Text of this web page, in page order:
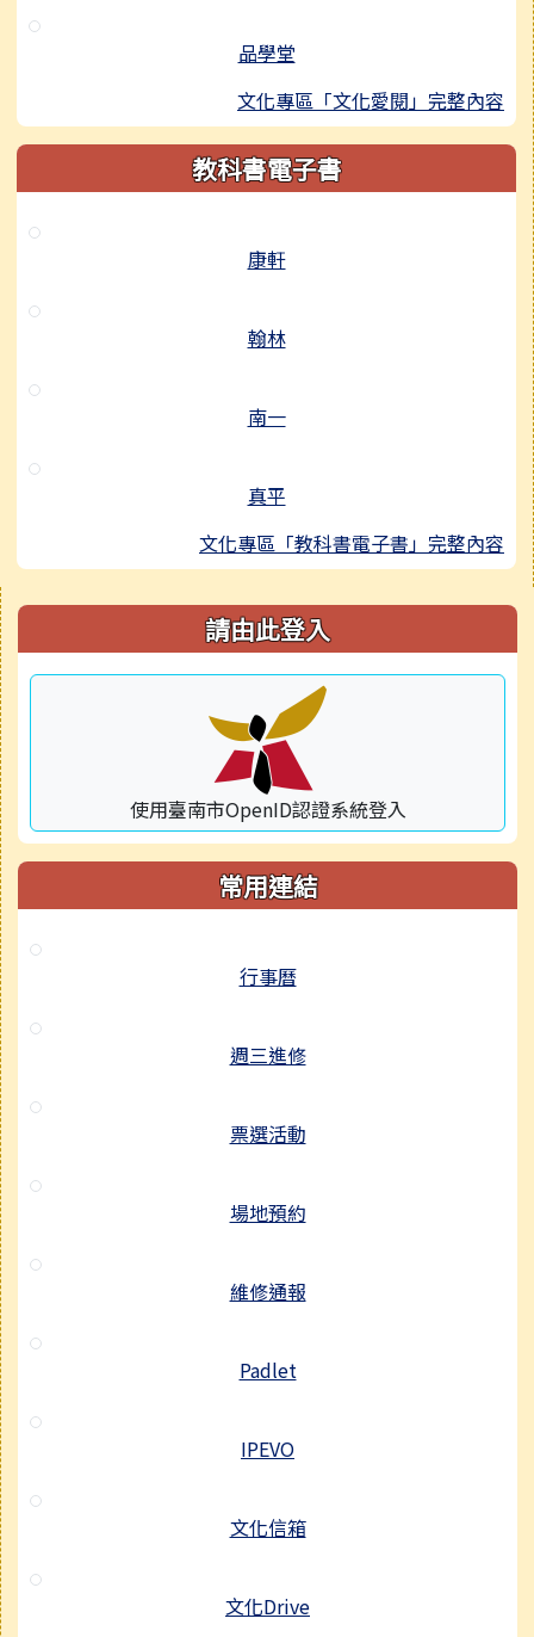
品學堂
文化專區「文化愛閱」完整內容
教科書電子書
康軒
翰林
南一
真平
文化專區「教科書電子書」完整內容
右邊區域內容 請由此登入
使用臺南市OpenID認證系統登入
常用連結
行事曆
週三進修
票選活動
場地預約
維修通報
Padlet
IPEVO
文化信箱
文化Drive